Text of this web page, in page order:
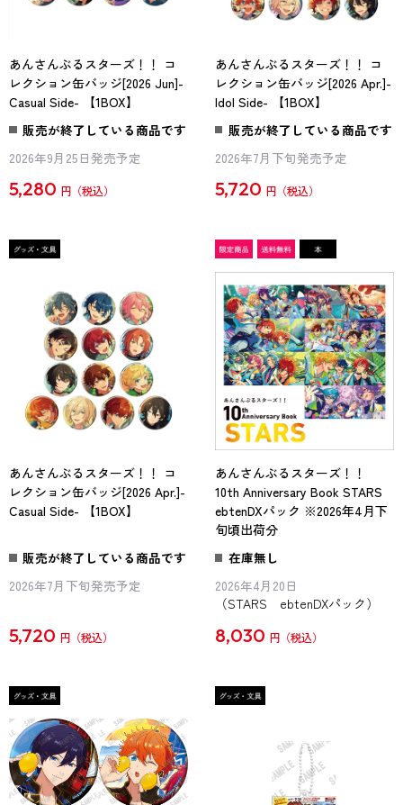
あんさんぶるスターズ！！ コ
レクション缶バッジ[2026 Jun]-
Casual Side- 【1BOX】
販売が終了している商品です
2026年9月25日発売予定
5,280 円
あんさんぶるスターズ！！ コ
レクション缶バッジ[2026 Apr.]-
Idol Side- 【1BOX】
販売が終了している商品です
2026年7月下旬発売予定
5,720 円
あんさんぶるスターズ！！ コ
レクション缶バッジ[2026 Apr.]-
Casual Side- 【1BOX】
販売が終了している商品です
2026年7月下旬発売予定
5,720 円
あんさんぶるスターズ！！
10th Anniversary Book STARS
ebtenDXパック ※2026年4月下
旬頃出荷分
在庫無し
2026年4月20日
（STARS ebtenDXパック）
8,030 円